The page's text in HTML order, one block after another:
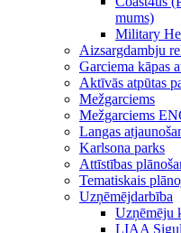
mums)
Military
Aizsargdambju
Garciema kāpas
Aktīvās atpūtas
Mežgarciems
Mežgarciems
Langas
Karlsona parks
Attīstības
Tematiskais
Uzņēmējdarbība
Uzņēmēju
LIAA